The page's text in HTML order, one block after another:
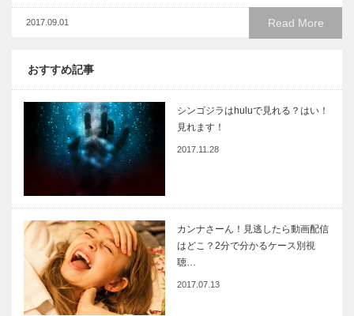
Read More
2017.09.01
おすすめ記事
シンゴジラはhuluで見れる？はい！
見れます！
2017.11.28
カンナさーん！見逃したら動画配信
はどこ？2分で分かるケース別視
聴…
2017.07.13